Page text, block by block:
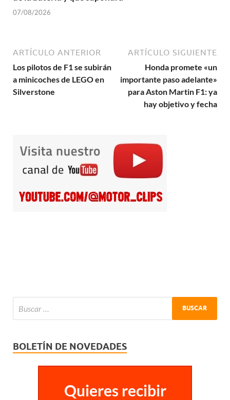
07/08/2026
ARTÍCULO ANTERIOR
Los pilotos de F1 se subirán
a minicoches de LEGO en
Silverstone
ARTÍCULO SIGUIENTE
Honda promete «un
importante paso adelante»
para Aston Martin F1: ya
hay objetivo y fecha
BOLETÍN DE NOVEDADES
Quieres recibir